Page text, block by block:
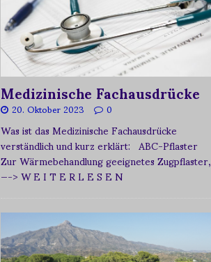
Medizinische Fachausdrücke
20. Oktober 2023 0
Was ist das Medizinische Fachausdrücke
verständlich und kurz erklärt: ABC-Pflaster
Zur Wärmebehandlung geeignetes Zugpflaster,
—-> W E I T E R L E S E N